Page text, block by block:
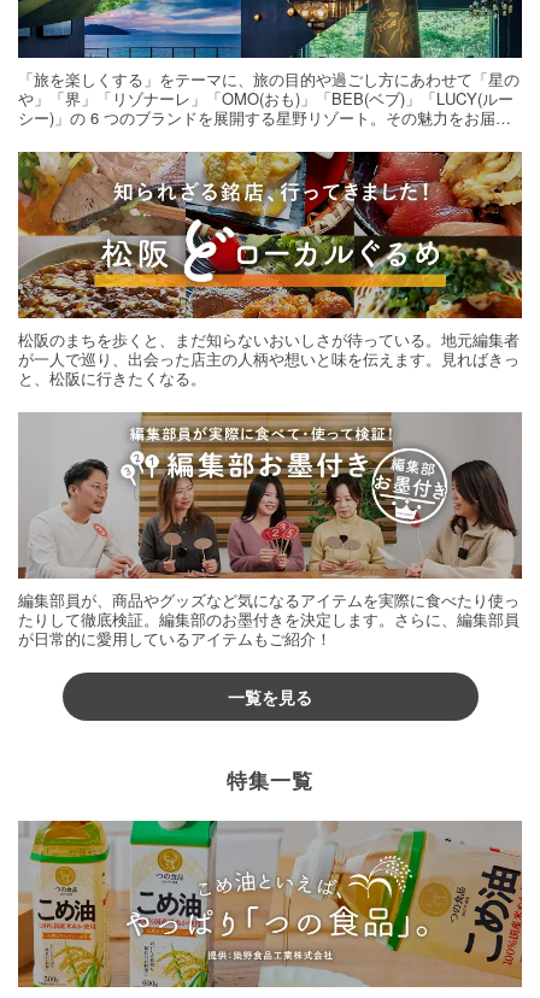
「旅を楽しくする」をテーマに、旅の目的や過ごし方にあわせて「星の
や」「界」「リゾナーレ」「OMO(おも)」「BEB(ベブ)」「LUCY(ルー
シー)」の 6 つのブランドを展開する星野リゾート。その魅力をお届け
松阪のまちを歩くと、まだ知らないおいしさが待っている。地元編集者
が一人で巡り、出会った店主の人柄や想いと味を伝えます。見ればきっ
と、松阪に行きたくなる。
編集部員が、商品やグッズなど気になるアイテムを実際に食べたり使っ
たりして徹底検証。編集部のお墨付きを決定します。さらに、編集部員
が日常的に愛用しているアイテムもご紹介！
一覧を見る
特集一覧